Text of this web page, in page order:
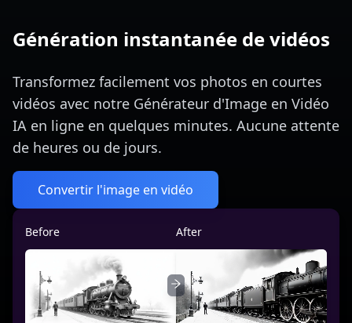
Génération instantanée de vidéos
Transformez facilement vos photos en courtes
vidéos avec notre Générateur d'Image en Vidéo
IA en ligne en quelques minutes. Aucune attente
de heures ou de jours.
Convertir l'image en vidéo
Before After